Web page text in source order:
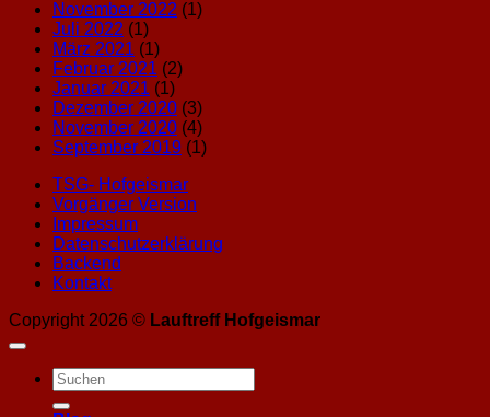
November 2022 (1)
Juli 2022 (1)
März 2021 (1)
Februar 2021 (2)
Januar 2021 (1)
Dezember 2020 (3)
November 2020 (4)
September 2019 (1)
TSG- Hofgeismar
Vorgänger Version
Impressum
Datenschutzerklärung
Backend
Kontakt
Copyright 2026 © Lauftreff Hofgeismar